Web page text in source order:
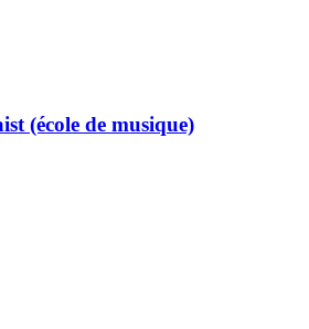
(école de musique)